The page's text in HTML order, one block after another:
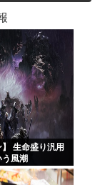
】 生命盛り汎用
風潮